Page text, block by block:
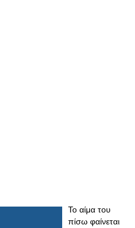
Το αίμα του
πίσω φαίνεται